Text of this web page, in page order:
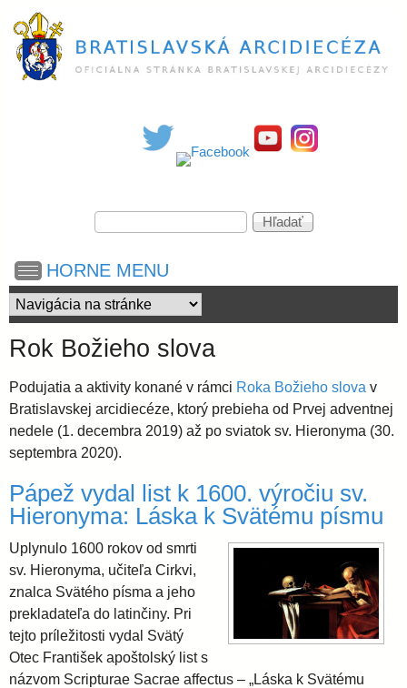
na
hlavný
t
i
s
l
a
v
s
k
á
V
y
ľ
a
d
á
v
n
i
e
H
ľ
d
a
ť
HORNE MENU
Rok Božieho slova
Podujatia a aktivity konané v rámci Roka Božieho slova v
Bratislavskej arcidiecéze, ktorý prebieha od Prvej adventnej
nedele (1. decembra 2019) až po sviatok sv. Hieronyma (30.
septembra 2020).
Pápež vydal list k 1600. výročiu sv.
Hieronyma: Láska k Svätému písmu
Uplynulo 1600 rokov od smrti
sv. Hieronyma, učiteľa Cirkvi,
znalca Svätého písma a jeho
prekladateľa do latinčiny. Pri
tejto príležitosti vydal Svätý
Otec František apoštolský list s
názvom Scripturae Sacrae affectus – „Láska k Svätému